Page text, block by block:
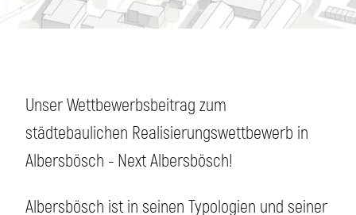
Unser Wettbewerbsbeitrag zum
städtebaulichen Realisierungswettbewerb in
Albersbösch - Next Albersbösch!
Albersbösch ist in seinen Typologien und seiner